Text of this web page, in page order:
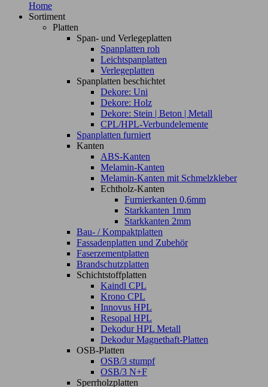
Home
Sortiment
Platten
Span- und Verlegeplatten
Spanplatten roh
Leichtspanplatten
Verlegeplatten
Spanplatten beschichtet
Dekore: Uni
Dekore: Holz
Dekore: Stein | Beton | Metall
CPL/HPL-Verbundelemente
Spanplatten furniert
Kanten
ABS-Kanten
Melamin-Kanten
Melamin-Kanten mit Schmelzkleber
Echtholz-Kanten
Furnierkanten 0,6mm
Starkkanten 1mm
Starkkanten 2mm
Bau- / Kompaktplatten
Fassadenplatten und Zubehör
Faserzementplatten
Brandschutzplatten
Schichtstoffplatten
Kaindl CPL
Krono CPL
Innovus HPL
Resopal HPL
Dekodur HPL Metall
Dekodur Magnethaft-Platten
OSB-Platten
OSB/3 stumpf
OSB/3 N+F
Sperrholzplatten